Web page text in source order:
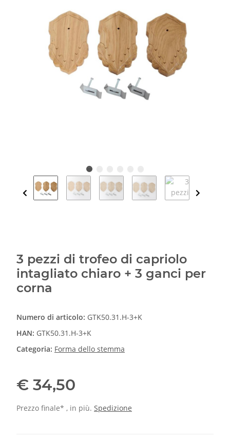
3 pezzi di trofeo di capriolo
intagliato chiaro + 3 ganci per
corna
Numero di articolo: GTK50.31.H-3+K
HAN: GTK50.31.H-3+K
Categoria: Forma dello stemma
€ 34,50
Prezzo finale* , in più. Spedizione